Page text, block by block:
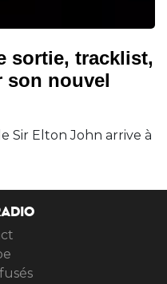
sortie, tracklist,
son nouvel
Sir Elton John arrive à